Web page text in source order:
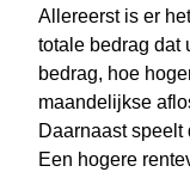
Allereerst is er
totale bedrag dat
bedrag, hoe
maandelijkse
Daarnaast speelt
Een hogere